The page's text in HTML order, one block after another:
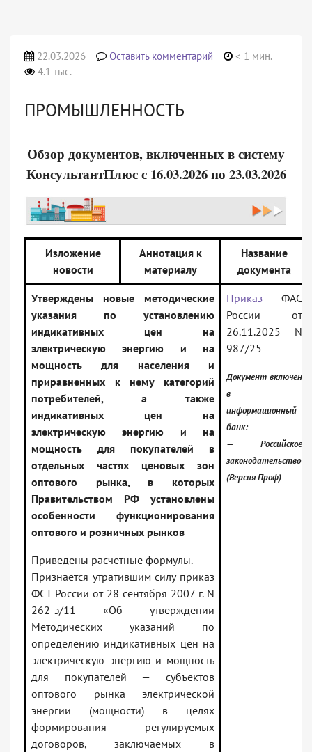
22.03.2026 Оставить комментарий
< 1 мин.
4.1 тыс.
ПРОМЫШЛЕННОСТЬ
Обзор документов, включенных в систему
КонсультантПлюс с 16.03.2026 по 23.03.2026
Изложение
новости
Аннотация к
материалу
Название
документа
Утверждены новые методические
указания по установлению
индикативных цен на
электрическую энергию и на
мощность для населения и
приравненных к нему категорий
потребителей, а также
индикативных цен на
электрическую энергию и на
мощность для покупателей в
отдельных частях ценовых зон
оптового рынка, в которых
Правительством РФ установлены
особенности функционирования
оптового и розничных рынков
Приведены расчетные формулы.
Признается утратившим силу приказ
ФСТ России от 28 сентября 2007 г. N
262-э/11 «Об утверждении
Методических указаний по
определению индикативных цен на
электрическую энергию и мощность
для покупателей — субъектов
оптового рынка электрической
энергии (мощности) в целях
формирования регулируемых
договоров, заключаемых в
Приказ ФАС
России от
26.11.2025 N
987/25
Документ включен
в
информационный
банк:
— Российское
законодательство
(Версия Проф)